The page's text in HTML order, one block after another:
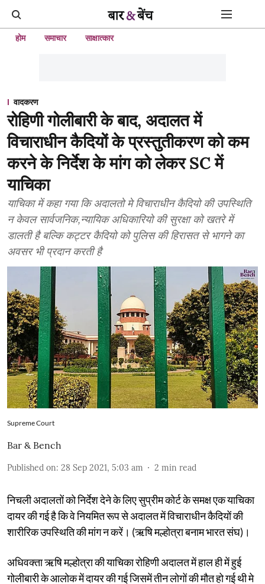
होम समाचार साक्षात्कार
वादकरण
रोहिणी गोलीबारी के बाद, अदालत में
विचाराधीन कैदियों के प्रस्तुतीकरण को कम
करने के निर्देश के मांग को लेकर SC में
याचिका
याचिका में कहा गया कि अदालतो मे विचाराधीन कैदियो की उपस्थिति
न केवल सार्वजनिक,न्यायिक अधिकारियो की सुरक्षा को खतरे में
डालती है बल्कि कट्टर कैदियो को पुलिस की हिरासत से भागने का
अवसर भी प्रदान करती है
Supreme Court
Bar & Bench
Published on: 28 Sep 2021, 5:03 am 2 min read
निचली अदालतों को निर्देश देने के लिए सुप्रीम कोर्ट के समक्ष एक याचिका
दायर की गई है कि वे नियमित रूप से अदालत में विचाराधीन कैदियों की
शारीरिक उपस्थिति की मांग न करें। (ऋषि मल्होत्रा बनाम भारत संघ)।
अधिवक्ता ऋषि मल्होत्रा की याचिका रोहिणी अदालत में हाल ही में हुई
गोलीबारी के आलोक में दायर की गई जिसमें तीन लोगों की मौत हो गई थी मे